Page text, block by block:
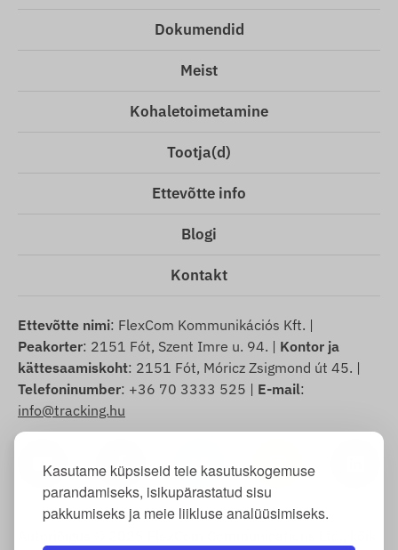
Kasutame küpsiseid teie kasutuskogemuse
parandamiseks, isikupärastatud sisu
pakkumiseks ja meie liikluse analüüsimiseks.
Dokumendid
Meist
Kohaletoimetamine
Tootja(d)
Ettevõtte info
Blogi
Kontakt
Ettevõtte nimi: FlexCom Kommunikációs Kft. |
Peakorter: 2151 Fót, Szent Imre u. 94. | Kontor ja
kättesaamiskoht: 2151 Fót, Móricz Zsigmond út 45. |
Telefoninumber: +36 70 3333 525 | E-mail:
info@tracking.hu